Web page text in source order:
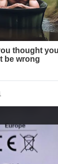
📅 30/